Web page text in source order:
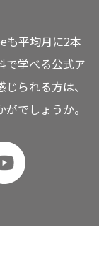
も平均月に2本
で学べる公式ア
られる方は、
でしょうか。